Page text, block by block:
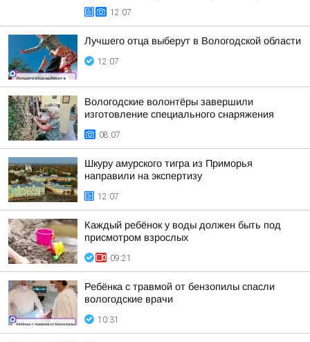
12:07
Лучшего отца выберут в Вологодской области
12:07
Вологодские волонтёры завершили
изготовление специального снаряжения
08:07
Шкуру амурского тигра из Приморья
направили на экспертизу
12:07
Каждый ребёнок у воды должен быть под
присмотром взрослых
09:21
Ребёнка с травмой от бензопилы спасли
вологодские врачи
10:31